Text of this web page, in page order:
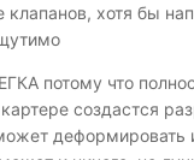
хотя бы
потому что
создастся
деформировать